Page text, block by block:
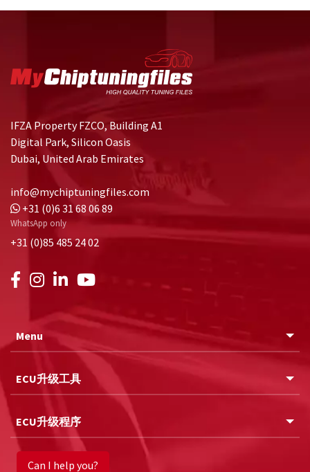
IFZA Property FZCO, Building A1
Digital Park, Silicon Oasis
Dubai, United Arab Emirates
info@mychiptuningfiles.com
+31 (0)6 31 68 06 89
WhatsApp only
+31 (0)85 485 24 02
Menu
ECU升级工具
ECU升级程序
Can I help you?